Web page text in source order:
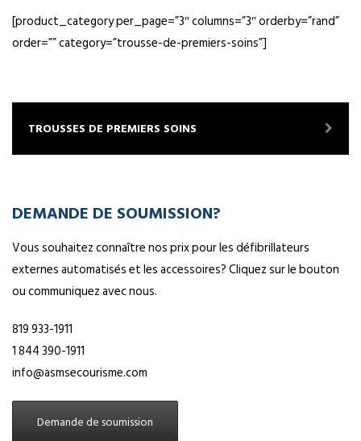
[product_category per_page=”3″ columns=”3″ orderby=”rand”
order=”” category=”trousse-de-premiers-soins”]
TROUSSES DE PREMIERS SOINS
DEMANDE DE SOUMISSION?
Vous souhaitez connaître nos prix pour les défibrillateurs
externes automatisés et les accessoires? Cliquez sur le bouton
ou communiquez avec nous.
819 933-1911
1 844 390-1911
info@asmsecourisme.com
Demande de soumission